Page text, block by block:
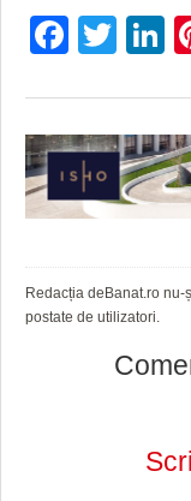
FILME
JOCURI
DIVERSE
HARTA
LICEE, ŞCOLI
SFATUL
Redacția deBanat.ro
postate de utilizatori.